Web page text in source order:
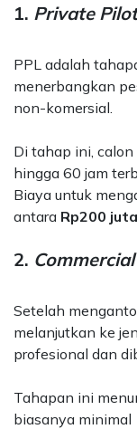
1. Private
PPL adalah
menerbangkan
non-komersial.
Di tahap ini,
hingga 60 jam
Biaya untuk
antara Rp200
2.
Setelah
melanjutkan ke
profesional dan
Tahapan ini
biasanya minimal